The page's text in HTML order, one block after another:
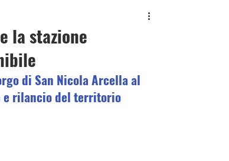
la stazione
di San Nicola Arcella al
e rilancio del territorio